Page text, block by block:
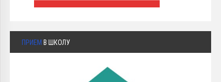
ПРИЕМ В ШКОЛУ